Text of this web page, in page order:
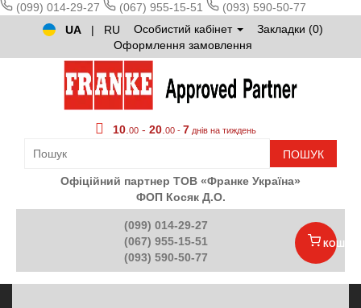
(099) 014-29-27
(067) 955-15-51
(093) 590-50-77
UA
| RU Особистий кабінет
Закладки (0)
Оформлення замовлення
10 00 - 20 00 - 7 днів на тиждень
ПОШУК
Офіційний партнер ТОВ «Франке Україна»
ФОП Косяк Д.О.
(099) 014-29-27
(067) 955-15-51
(093) 590-50-77
КОШИК